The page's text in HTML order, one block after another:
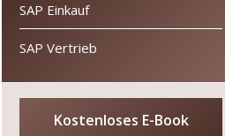
SAP Einkauf
SAP Vertrieb
Kostenloses E-Book